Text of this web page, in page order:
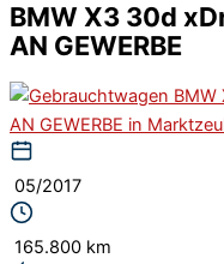
BMW X3 30d
AN GEWERBE
05/2017
165.800 km